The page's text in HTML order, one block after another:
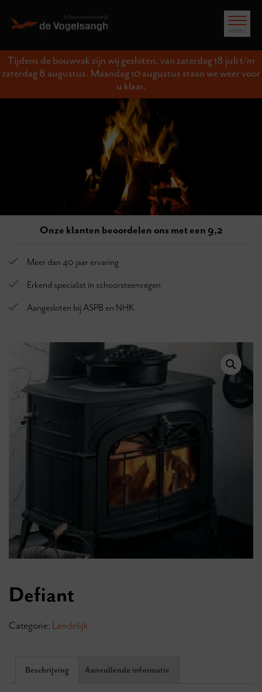
Tijdens de bouwvak zijn wij gesloten, van zaterdag 18 juli t/m
zaterdag 8 augustus. Maandag 10 augustus staan we weer voor
u klaar.
Meer dan 40 jaar ervaring
Erkend specialist in schoorsteenvegen
Aangesloten bij ASPB en NHK
Onze klanten beoordelen ons met een 9,2
Defiant
Categorie: Landelijk
Beschrijving Aanvullende informatie